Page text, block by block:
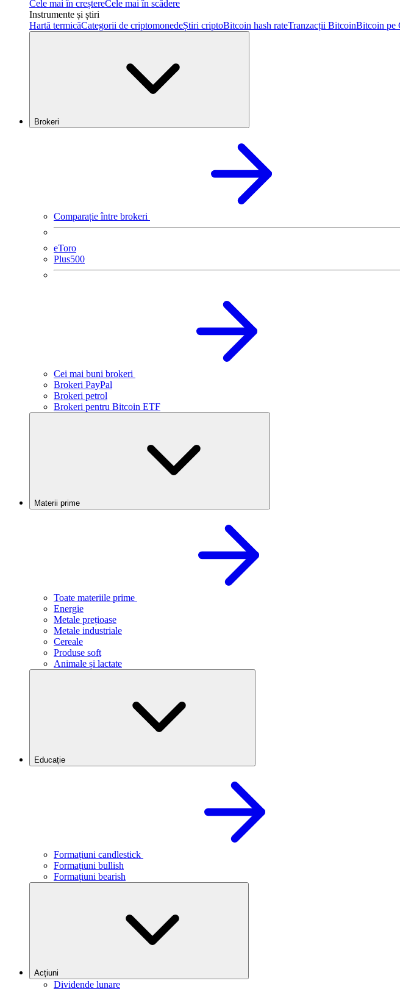
Cele mai în creștereCele mai în scădere
Instrumente și știri
Hartă termicăCategorii de criptomonedeȘtiri criptoBitcoin hash rateTranzacții BitcoinBitcoin pe
Brokeri
Comparație între brokeri
eToro
Plus500
Cei mai buni brokeri
Brokeri PayPal
Brokeri petrol
Brokeri pentru Bitcoin ETF
Materii prime
Toate materiile prime
Energie
Metale prețioase
Metale industriale
Cereale
Produse soft
Animale și lactate
Educație
Formațiuni candlestick
Formațiuni bullish
Formațiuni bearish
Acțiuni
Dividende lunare